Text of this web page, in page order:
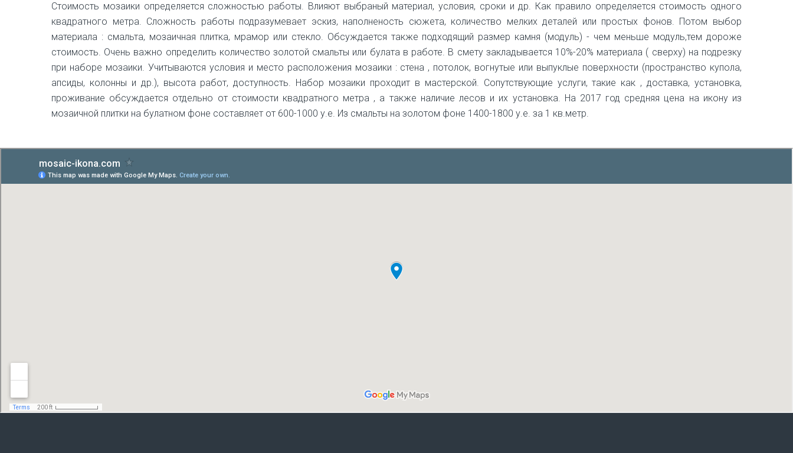
Стоимость мозаики определяется сложностью работы. Влияют выбраный материал, условия, сроки и др. Как правило определяется стоимость одного
квадратного метра. Сложность работы подразумевает эскиз, наполненость сюжета, количество мелких деталей или простых фонов. Потом выбор
материала : смальта, мозаичная плитка, мрамор или стекло. Обсуждается также подходящий размер камня (модуль) - чем меньше модуль,тем дороже
стоимость. Очень важно определить количество золотой смальты или булата в работе. В смету закладывается 10%-20% материала ( сверху) на подрезку
при наборе мозаики. Учитываются условия и место расположения мозаики : стена , потолок, вогнутые или выпуклые поверхности (пространство купола,
апсиды, колонны и др.), высота работ, доступность. Набор мозаики проходит в мастерской. Сопутствующие услуги, такие как , доставка, установка,
проживание обсуждается отдельно от стоимости квадратного метра , а также наличие лесов и их установка. На 2017 год средняя цена на икону из
мозаичной плитки на булатном фоне составляет от 600-1000 у.е. Из смальты на золотом фоне 1400-1800 у.е. за 1 кв.метр.